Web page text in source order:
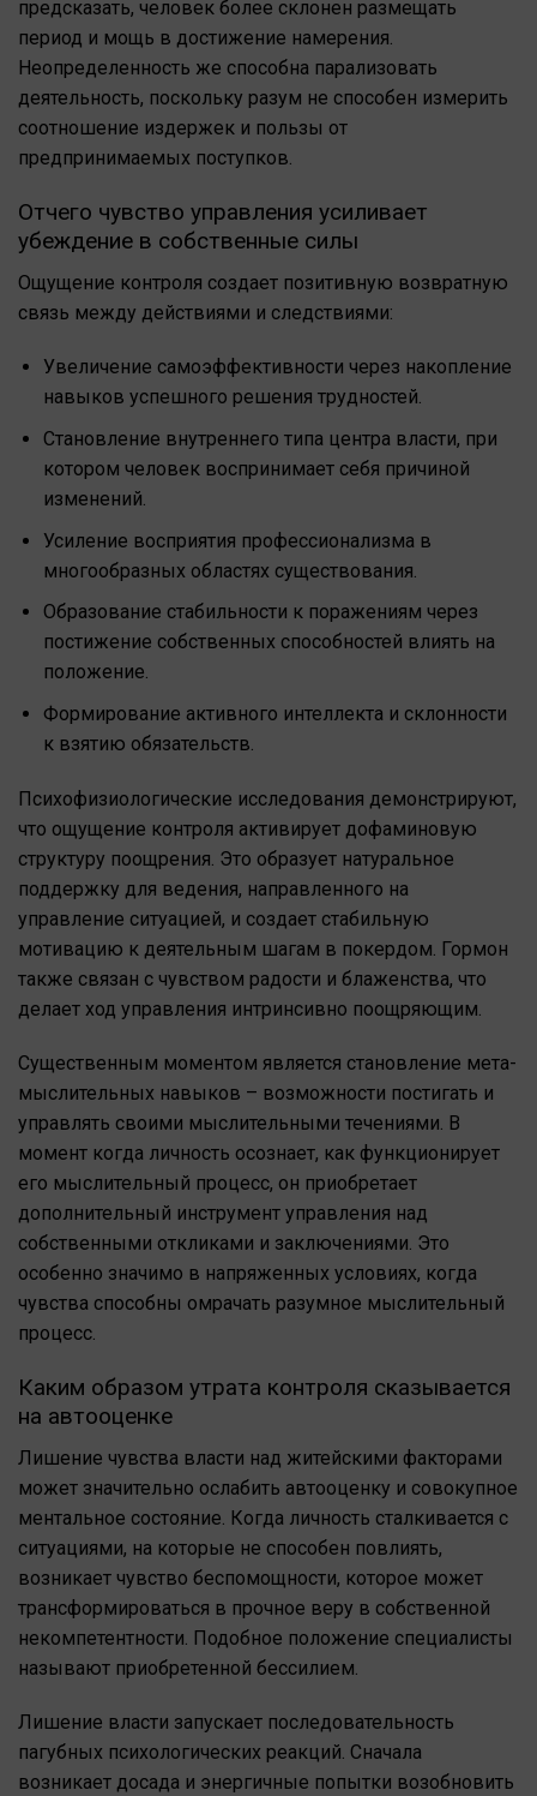
предсказать, человек более склонен размещать
период и мощь в достижение намерения.
Неопределенность же способна парализовать
деятельность, поскольку разум не способен измерить
соотношение издержек и пользы от
предпринимаемых поступков.
Отчего чувство управления усиливает
убеждение в собственные силы
Ощущение контроля создает позитивную возвратную
связь между действиями и следствиями:
Увеличение самоэффективности через накопление
навыков успешного решения трудностей.
Становление внутреннего типа центра власти, при
котором человек воспринимает себя причиной
изменений.
Усиление восприятия профессионализма в
многообразных областях существования.
Образование стабильности к поражениям через
постижение собственных способностей влиять на
положение.
Формирование активного интеллекта и склонности
к взятию обязательств.
Психофизиологические исследования демонстрируют,
что ощущение контроля активирует дофаминовую
структуру поощрения. Это образует натуральное
поддержку для ведения, направленного на
управление ситуацией, и создает стабильную
мотивацию к деятельным шагам в покердом. Гормон
также связан с чувством радости и блаженства, что
делает ход управления интринсивно поощряющим.
Существенным моментом является становление мета-
мыслительных навыков – возможности постигать и
управлять своими мыслительными течениями. В
момент когда личность осознает, как функционирует
его мыслительный процесс, он приобретает
дополнительный инструмент управления над
собственными откликами и заключениями. Это
особенно значимо в напряженных условиях, когда
чувства способны омрачать разумное мыслительный
процесс.
Каким образом утрата контроля сказывается
на автооценке
Лишение чувства власти над житейскими факторами
может значительно ослабить автооценку и совокупное
ментальное состояние. Когда личность сталкивается с
ситуациями, на которые не способен повлиять,
возникает чувство беспомощности, которое может
трансформироваться в прочное веру в собственной
некомпетентности. Подобное положение специалисты
называют приобретенной бессилием.
Лишение власти запускает последовательность
пагубных психологических реакций. Сначала
возникает досада и энергичные попытки возобновить